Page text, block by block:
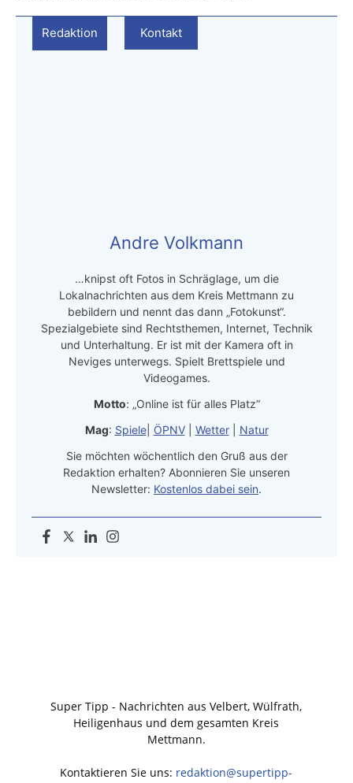
Redaktion Kontakt
Andre Volkmann
…knipst oft Fotos in Schräglage, um die
Lokalnachrichten aus dem Kreis Mettmann zu
bebildern und nennt das dann „Fotokunst“.
Spezialgebiete sind Rechtsthemen, Internet, Technik
und Unterhaltung. Er ist mit der Kamera oft in
Neviges unterwegs. Spielt Brettspiele und
Videogames.
Motto: „Online ist für alles Platz“
Mag: Spiele| ÖPNV| Wetter| Natur
Sie möchten wöchentlich den Gruß aus der
Redaktion erhalten? Abonnieren Sie unseren
Newsletter: Kostenlos dabei sein.
Super Tipp - Nachrichten aus Velbert, Wülfrath,
Heiligenhaus und dem gesamten Kreis
Mettmann.
Kontaktieren Sie uns: redaktion@supertipp-